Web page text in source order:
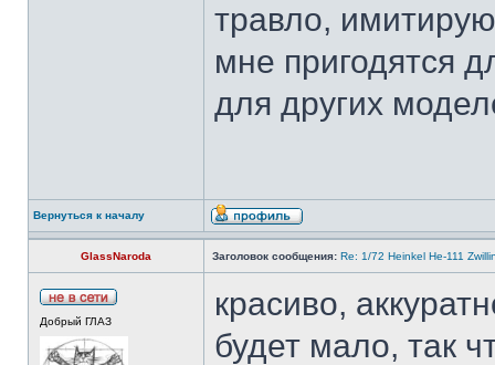
травло,
мне пригодятся
для других
Вернуться к началу
GlassNaroda Заголовок сообщения: Re: 1/72 Heinkel He-111
Добрый ГЛАЗ
красиво,
будет мало, так